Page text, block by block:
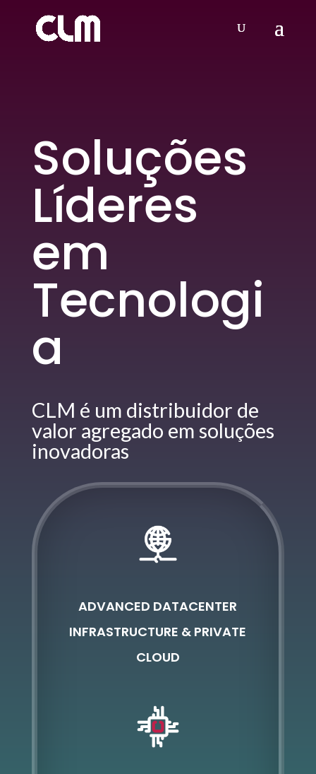
Soluções
Líderes
em
Tecnologi
a
CLM é um distribuidor de
valor agregado em soluções
inovadoras
ADVANCED DATACENTER
INFRASTRUCTURE & PRIVATE
CLOUD